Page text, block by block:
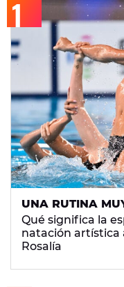
UNA RUTINA
Qué significa la
natación artística
Rosalía